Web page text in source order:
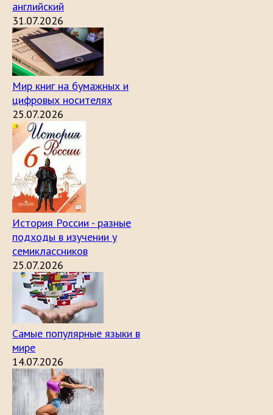
английский
31.07.2026
Мир книг на бумажных и
цифровых носителях
25.07.2026
История России - разные
подходы в изучении у
семиклассников
25.07.2026
Самые популярные языки в
мире
14.07.2026